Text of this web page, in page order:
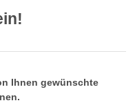
Ihnen gewünschte